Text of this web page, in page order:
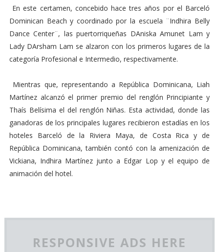
En este certamen, concebido hace tres años por el Barceló
Dominican Beach y coordinado por la escuela ¨Indhira Belly
Dance Center¨, las puertorriqueñas DAniska Amunet Lam y
Lady DArsham Lam se alzaron con los primeros lugares de la
categoría Profesional e Intermedio, respectivamente.
Mientras que, representando a República Dominicana, Liah
Martínez alcanzó el primer premio del renglón Principiante y
Thaís Belísima el del renglón Niñas. Esta actividad, donde las
ganadoras de los principales lugares recibieron estadías en los
hoteles Barceló de la Riviera Maya, de Costa Rica y de
República Dominicana, también contó con la amenización de
Vickiana, Indhira Martínez junto a Edgar Lop y el equipo de
animación del hotel.
RESPONSIVE ADS HERE